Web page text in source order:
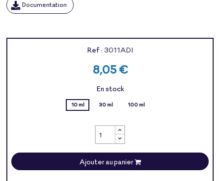
Documentation
Ref : 3011ADI
8,05 €
En stock
10 ml 30 ml 100 ml
Ajouter au panier